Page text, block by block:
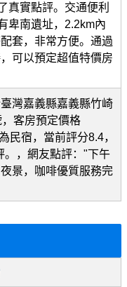
真實點評。交通便利
卑南遺址，2.2km內
套，非常方便。通過
可以預定超值特價房
灣嘉義縣嘉義縣竹崎
客房預定價格
民宿，當前評分8.4，
。，網友點評："下午
景，咖啡優質服務完